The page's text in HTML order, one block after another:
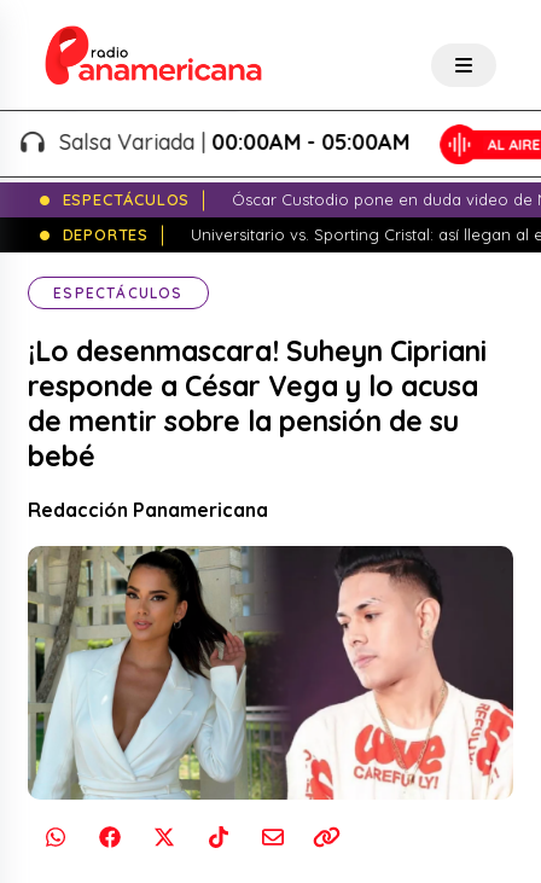
Salsa Variada |00:00AM - 05:00AM
ESPECTÁCULOS
Óscar Custodio pone en duda video de
DEPORTES
Universitario vs. Sporting Cristal: así llegan al
ESPECTÁCULOS
¡Lo desenmascara! Suheyn Cipriani
responde a César Vega y lo acusa
de mentir sobre la pensión de su
bebé
Redacción Panamericana